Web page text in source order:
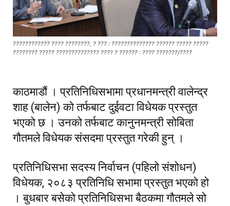
???????????? ???? ????????, ? ??? : ?????????????? ?????? ????? ?????
???????? ????? ?????????????? ???? ? ?????? : ???? ???????/????
काठमाडौं । प्रतिनिधिसभामा प्रधानमन्त्री वालेन्द्र
शाह (बालेन) को तर्फबाट दुईवटा विधेयक प्रस्तुत
भएको छ । उनको तर्फबाट कानुनमन्त्री सोबिता
गौतमले विधेयक संसदमा प्रस्तुत गरेकी हुन् ।
प्रतिनिधिसभा सदस्य निर्वाचन (पहिलो संशोधन)
विधेयक, २०८३ प्रतिनिधि सभामा प्रस्तुत भएको हो
। बुधबार बसेको प्रतिनिधिसभा बैठकमा गौतमले सो